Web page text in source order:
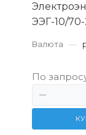
ЭЭГ-10/70-
Валюта —
По